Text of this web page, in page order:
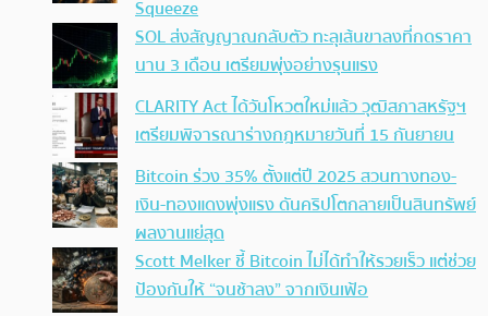
Squeeze
SOL ส่งสัญญาณกลับตัว ทะลุเส้นขาลงที่กดราคา
นาน 3 เดือน เตรียมพุ่งอย่างรุนแรง
CLARITY Act ได้วันโหวตใหม่แล้ว วุฒิสภาสหรัฐฯ
เตรียมพิจารณาร่างกฎหมายวันที่ 15 กันยายน
Bitcoin ร่วง 35% ตั้งแต่ปี 2025 สวนทางทอง-
เงิน-ทองแดงพุ่งแรง ดันคริปโตกลายเป็นสินทรัพย์
ผลงานแย่สุด
Scott Melker ชี้ Bitcoin ไม่ได้ทำให้รวยเร็ว แต่ช่วย
ป้องกันให้ “จนช้าลง” จากเงินเฟ้อ